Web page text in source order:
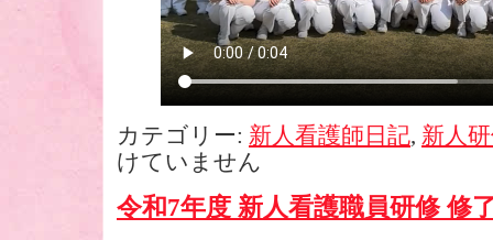
カテゴリー: 新人看護師日記, 新人
けていません
令和7年度 新人看護職員研修 修